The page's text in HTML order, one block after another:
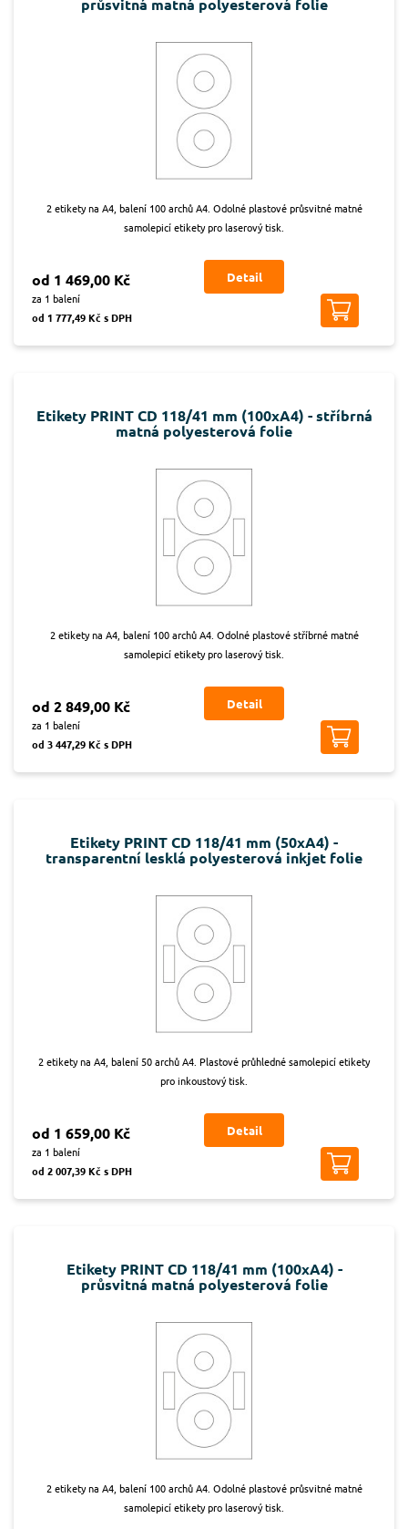
průsvitná matná polyesterová folie
2 etikety na A4, balení 100 archů A4. Odolné plastové průsvitné matné
samolepicí etikety pro laserový tisk.
od 1 469,00 Kč
za 1 balení
od 1 777,49 Kč s DPH
Detail
Etikety PRINT CD 118/41 mm (100xA4) - stříbrná
matná polyesterová folie
2 etikety na A4, balení 100 archů A4. Odolné plastové stříbrné matné
samolepicí etikety pro laserový tisk.
od 2 849,00 Kč
za 1 balení
od 3 447,29 Kč s DPH
Detail
Etikety PRINT CD 118/41 mm (50xA4) -
transparentní lesklá polyesterová inkjet folie
2 etikety na A4, balení 50 archů A4. Plastové průhledné samolepicí etikety
pro inkoustový tisk.
od 1 659,00 Kč
za 1 balení
od 2 007,39 Kč s DPH
Detail
Etikety PRINT CD 118/41 mm (100xA4) -
průsvitná matná polyesterová folie
2 etikety na A4, balení 100 archů A4. Odolné plastové průsvitné matné
samolepicí etikety pro laserový tisk.